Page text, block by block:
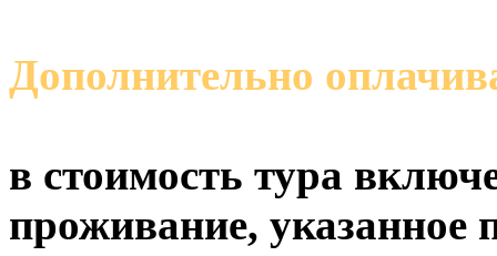
Дополнительно
в стоимость тура
проживание, указанное